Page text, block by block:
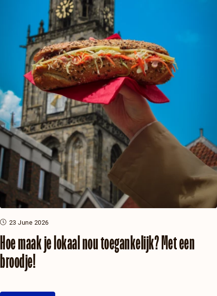
23 June 2026
Hoe maak je lokaal nou toegankelijk? Met een
broodje!